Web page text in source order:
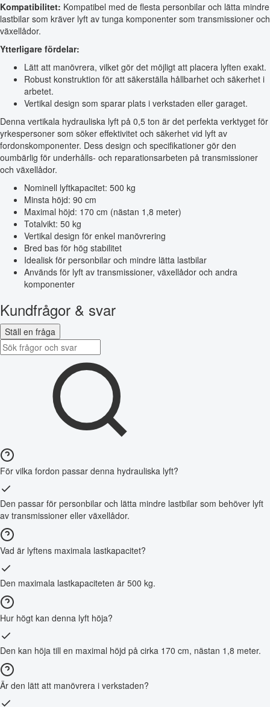
Kompatibilitet: Kompatibel med de flesta personbilar och lätta mindre
lastbilar som kräver lyft av tunga komponenter som transmissioner och
växellådor.
Ytterligare fördelar:
Lätt att manövrera, vilket gör det möjligt att placera lyften exakt.
Robust konstruktion för att säkerställa hållbarhet och säkerhet i
arbetet.
Vertikal design som sparar plats i verkstaden eller garaget.
Denna vertikala hydrauliska lyft på 0,5 ton är det perfekta verktyget för
yrkespersoner som söker effektivitet och säkerhet vid lyft av
fordonskomponenter. Dess design och specifikationer gör den
oumbärlig för underhålls- och reparationsarbeten på transmissioner
och växellådor.
Nominell lyftkapacitet: 500 kg
Minsta höjd: 90 cm
Maximal höjd: 170 cm (nästan 1,8 meter)
Totalvikt: 50 kg
Vertikal design för enkel manövrering
Bred bas för hög stabilitet
Idealisk för personbilar och mindre lätta lastbilar
Används för lyft av transmissioner, växellådor och andra
komponenter
Kundfrågor & svar
Ställ en fråga
För vilka fordon passar denna hydrauliska lyft?
Den passar för personbilar och lätta mindre lastbilar som behöver lyft
av transmissioner eller växellådor.
Vad är lyftens maximala lastkapacitet?
Den maximala lastkapaciteten är 500 kg.
Hur högt kan denna lyft höja?
Den kan höja till en maximal höjd på cirka 170 cm, nästan 1,8 meter.
Är den lätt att manövrera i verkstaden?